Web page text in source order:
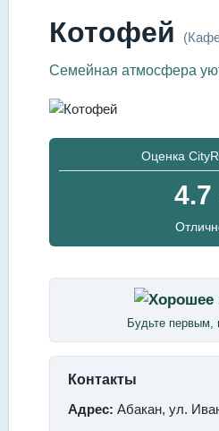
Котофей
Семейная атмосфера
Оценка
4.7
Будьте первым,
Контакты
Адрес: Абакан, ул.